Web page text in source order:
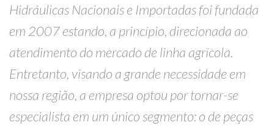
Hidráulicas Nacionais e Importadas foi fundada
em 2007 estando, a princípio, direcionada ao
atendimento do mercado de linha agrícola.
Entretanto, visando a grande necessidade em
nossa região, a empresa optou por tornar-se
especialista em um único segmento: o de peças